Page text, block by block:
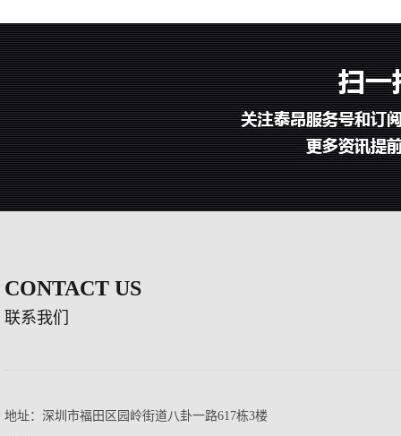
CONTACT US
联系我们
地址：深圳市福田区园岭街道八卦一路617栋3楼